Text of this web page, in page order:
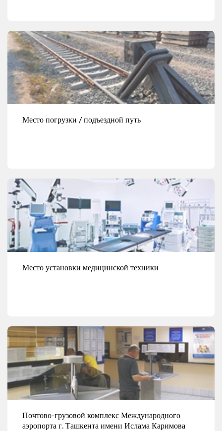
Смотреть детали
Место погрузки / подъездной путь
Смотреть детали
Место установки медицинской техники
Смотреть детали
Почтово-грузовой комплекс Международного
аэропорта г. Ташкента имени Ислама Каримова